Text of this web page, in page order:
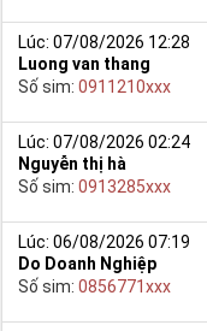
Lúc: 07/08/2026 12:28
Luong van thang
Số sim: 0911210xxx
Lúc: 07/08/2026 02:24
Nguyễn thị hà
Số sim: 0913285xxx
Lúc: 06/08/2026 07:19
Do Doanh Nghiệp
Số sim: 0856771xxx